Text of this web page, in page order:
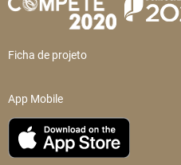
Ficha de projeto
App Mobile